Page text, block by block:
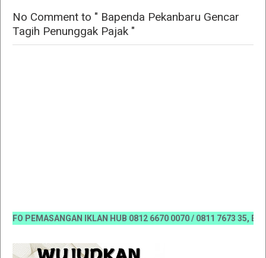
No Comment to " Bapenda Pekanbaru Gencar
Tagih Penunggak Pajak "
PEMASANGAN IKLAN HUB 0812 6670 0070 / 0811 7673 35,